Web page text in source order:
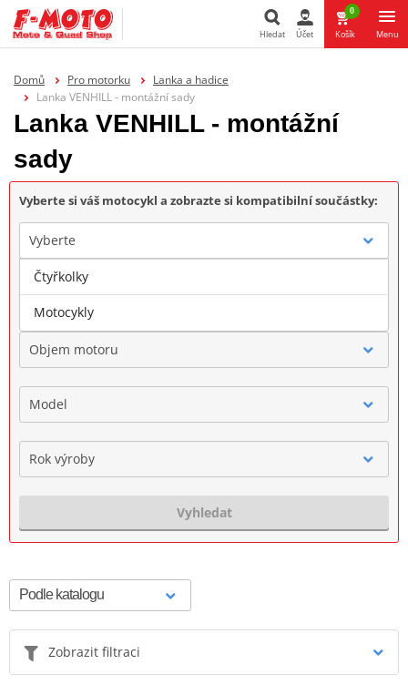
Hledat Účet
0
Košík Menu
Domů Pro motorku
Lanka a hadice
Lanka VENHILL - montážní sady
Lanka VENHILL - montážní
sady
Vyberte si váš motocykl a zobrazte si kompatibilní součástky:
Vyberte
Značka
Objem motoru
Model
Rok výroby
Vyhledat
Zobrazit filtraci
Čtyřkolky
Motocykly